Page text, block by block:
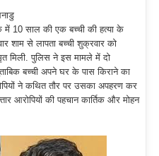
10 साल की एक बच्ची की हत्या के
शाम से लापता बच्ची शुक्रवार को
मिली. पुलिस ने इस मामले में दो
बच्ची अपने घर के पास किराने का
ने कथित तौर पर उसका अपहरण कर
आरोपियों की पहचान कार्तिक और मोहन